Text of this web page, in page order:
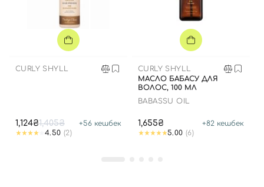
CURLY SHYLL
1,124₴1,405₴ +56 кешбек
4.50 (2)
CURLY SHYLL
МАСЛО БАБАСУ ДЛЯ
ВОЛОС, 100 МЛ
BABASSU OIL
1,655₴ +82 кешбек
5.00 (6)